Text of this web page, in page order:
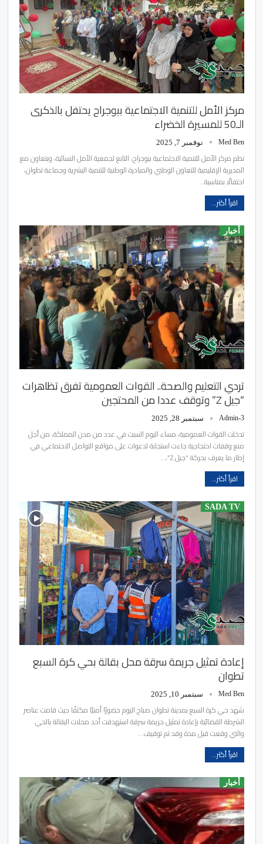
مركز الأمل للتنمية الاجتماعية ببوجراح يحتفل بالذكرى
الـ50 للمسيرة الخضراء
Med Ben نوفمبر 7, 2025
نظم مركز الأمل للتنمية الاجتماعية ببوجراح، التابع لجمعية الأمل النسائية، وبتعاون مع
المديرية الإقليمية للتعاون الوطني والمبادرة الوطنية للتنمية البشرية وجماعة تطوان،
احتفالًا بمناسبة…
اقرأ أكثر...
أخبار
تردي التعليم والصحة.. القوات العمومية تفرق تظاهرات
“جيل Z” وتوقف عددا من المحتجين
Admin-3 سبتمبر 28, 2025
تدخلت القوات العمومية، مساء اليوم السبت في عدد من مدن المملكة، من أجل
منع وقفات احتجاجية جاءت استجابة لدعوات على مواقع التواصل الاجتماعي في
إطار ما يعرف بحركة “جيل Z”،…
اقرأ أكثر...
SADA TV
إعادة تمثيل جريمة سرقة محل بقالة بحي كرة السبع
تطوان
Med Ben سبتمبر 10, 2025
شهد حي كرة السبع بمدينة تطوان صباح اليوم حضورًا أمنيًا مكثفًا حيث قامت عناصر
الشرطة القضائية بإعادة تمثيل جريمة سرقة استهدفت أحد محلات البقالة بالحي
والتي وقعت قبل مدة وقد تم توقيف…
اقرأ أكثر...
أخبار